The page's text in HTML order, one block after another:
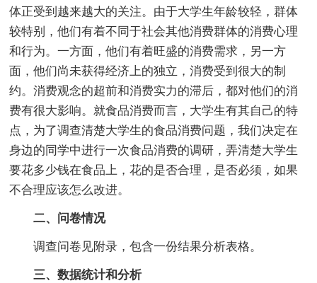
体正受到越来越大的关注。由于大学生年龄较轻，群体
较特别，他们有着不同于社会其他消费群体的消费心理
和行为。一方面，他们有着旺盛的消费需求，另一方
面，他们尚未获得经济上的独立，消费受到很大的制
约。消费观念的超前和消费实力的滞后，都对他们的消
费有很大影响。就食品消费而言，大学生有其自己的特
点，为了调查清楚大学生的食品消费问题，我们决定在
身边的同学中进行一次食品消费的调研，弄清楚大学生
要花多少钱在食品上，花的是否合理，是否必须，如果
不合理应该怎么改进。
二、问卷情况
调查问卷见附录，包含一份结果分析表格。
三、数据统计和分析